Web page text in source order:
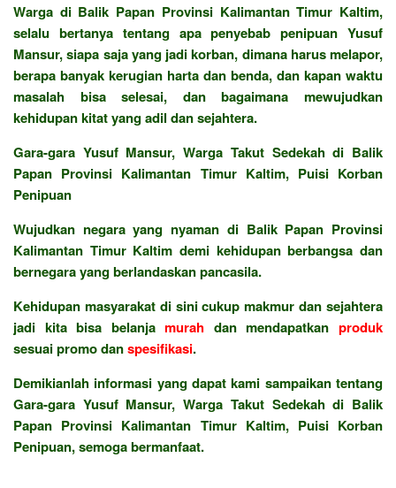
Warga di Balik Papan Provinsi Kalimantan Timur Kaltim,
selalu bertanya tentang apa penyebab penipuan Yusuf
Mansur, siapa saja yang jadi korban, dimana harus melapor,
berapa banyak kerugian harta dan benda, dan kapan waktu
masalah bisa selesai, dan bagaimana mewujudkan
kehidupan kitat yang adil dan sejahtera.
Gara-gara Yusuf Mansur, Warga Takut Sedekah di Balik
Papan Provinsi Kalimantan Timur Kaltim, Puisi Korban
Penipuan
Wujudkan negara yang nyaman di Balik Papan Provinsi
Kalimantan Timur Kaltim demi kehidupan berbangsa dan
bernegara yang berlandaskan pancasila.
Kehidupan masyarakat di sini cukup makmur dan sejahtera
jadi kita bisa belanjamurah dan mendapatkanproduk
sesuai promo danspesifikasi.
Demikianlah informasi yang dapat kami sampaikan tentang
Gara-gara Yusuf Mansur, Warga Takut Sedekah di Balik
Papan Provinsi Kalimantan Timur Kaltim, Puisi Korban
Penipuan, semoga bermanfaat.